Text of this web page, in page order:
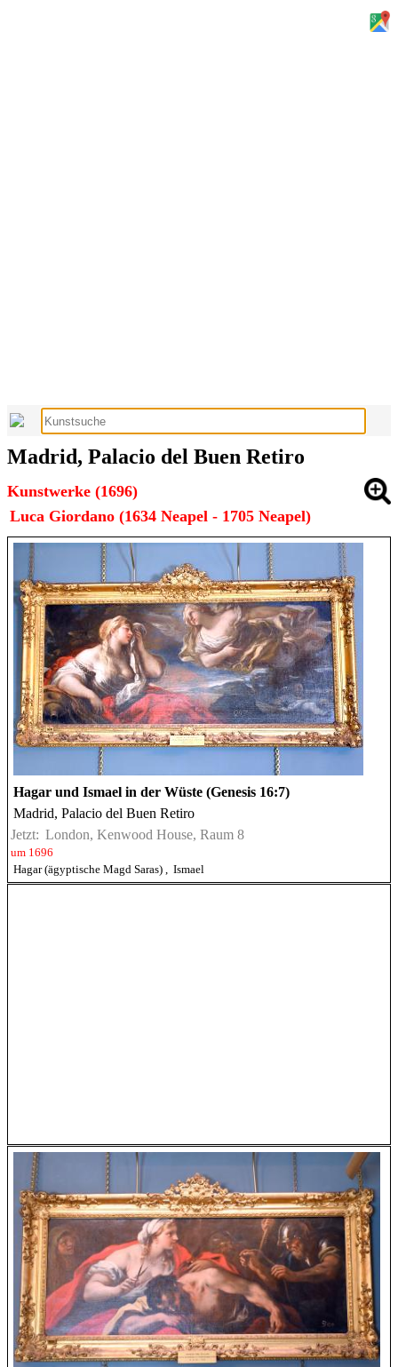
Madrid, Palacio del Buen Retiro
Kunstwerke (1696)
Luca Giordano (1634 Neapel - 1705 Neapel)
Hagar und Ismael in der Wüste (Genesis 16:7)
Madrid, Palacio del Buen Retiro
Jetzt: London, Kenwood House, Raum 8
um 1696
Hagar (ägyptische Magd Saras) , Ismael